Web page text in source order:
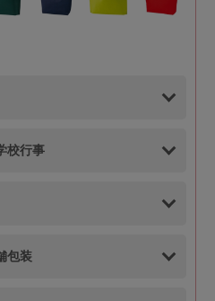
校行事
包装